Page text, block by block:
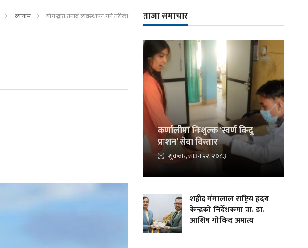
व्यायाम योगद्धारा तनाब व्यवस्थापन गर्ने तरीका ताजा समाचार
कर्णालीमा निःशुल्क ‘स्वर्ण विन्दु
प्राशन’ सेवा विस्तार
शुक्रबार, साउन २२, २०८३
शहीद गंगालाल राष्ट्रिय हृदय
केन्द्रको निर्देशकमा प्रा. डा.
आशिष गोविन्द अमात्य